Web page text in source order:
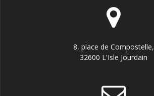
8, place de Compostelle,
32600 L'Isle Jourdain